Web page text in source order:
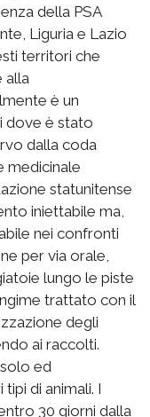
della PSA
Liguria e Lazio
territori che
alla
è un
dove è stato
dalla coda
medicinale
statunitense
iniettabile ma,
nei confronti
per via orale,
lungo le piste
trattato con il
degli
ai raccolti.
ed
di animali. I
30 giorni dalla